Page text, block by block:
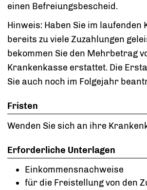
einen Befreiungsbescheid.
Hinweis: Haben Sie im laufenden
bereits zu viele Zuzahlungen
bekommen Sie den Mehrbetrag
Krankenkasse erstattet. Die
Sie auch noch im Folgejahr
Fristen
Wenden Sie sich an ihre
Erforderliche Unterlagen
Einkommensnachweise
für die Freistellung von den